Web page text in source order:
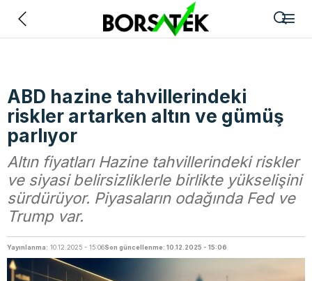
ABD hazine tahvillerindeki
riskler artarken altın ve gümüş
parlıyor
Altın fiyatları Hazine tahvillerindeki riskler
ve siyasi belirsizliklerle birlikte yükselişini
sürdürüyor. Piyasaların odağında Fed ve
Trump var.
Yayınlanma: 10.12.2025 - 15:06Son güncellenme: 10.12.2025 - 15:06